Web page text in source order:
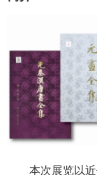
本次展览以